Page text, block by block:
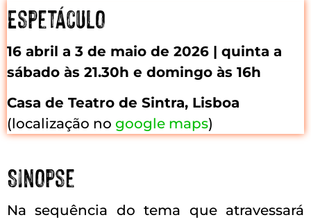
Espetáculo
16 abril a 3 de maio de 2026 | quinta a
sábado às 21.30h e domingo às 16h
Casa de Teatro de Sintra, Lisboa
(localização no google maps)
Sinopse
Na sequência do tema que atravessará